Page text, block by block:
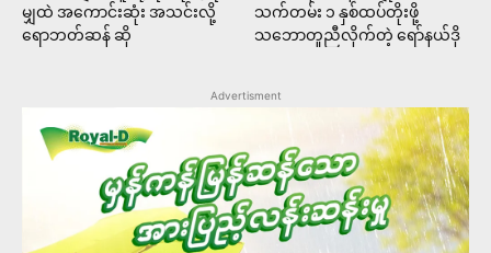
မျှထဲ အကောင်းဆုံး အသင်းလို့
ရောဘတ်ဆန် ဆို
သက်တမ်း ၁ နှစ်ထပ်တိုးဖို့
သဘောတူညီလိုက်တဲ့ ရော်နယ်ဒို
Advertisment